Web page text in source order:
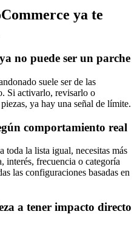
ya te
no puede ser un parche
suele ser de las
Si activarlo, revisarlo o
ya hay una señal de límite.
comportamiento real
toda la lista igual, necesitas más
interés, frecuencia o categoría
las configuraciones basadas en
a tener impacto directo